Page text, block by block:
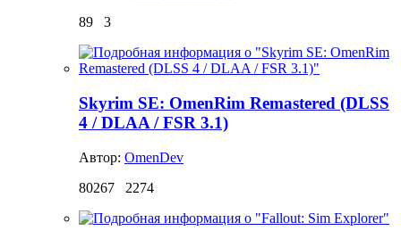
89
3
Skyrim SE: OmenRim Remastered (DLSS
4 / DLAA / FSR 3.1)
Автор: OmenDev
80267
2274